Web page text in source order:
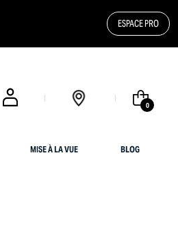
ESPACE PRO
0
MISE À LA VUE BLOG